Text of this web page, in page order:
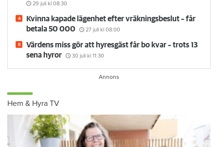
29 juli kl 08:30
Kvinna kapade lägenhet efter vräkningsbeslut – får
betala 50 000
27 juli kl 08:00
Värdens miss gör att hyresgäst får bo kvar – trots 13
sena hyror
30 juli kl 11:30
Hem & Hyra TV